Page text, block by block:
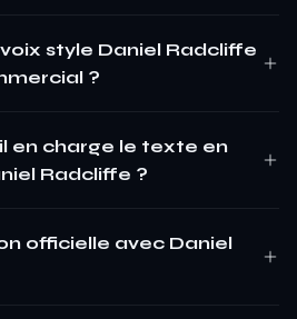
style Daniel Radcliffe
?
en charge le texte en
Radcliffe ?
officielle avec Daniel